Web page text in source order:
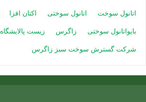
اتانول سوخت اتانول سوختی اکتان افزا
بایواتانول سوختی زاگرس زیست پالایشگاه
شرکت گسترش سوخت سبز زاگرس